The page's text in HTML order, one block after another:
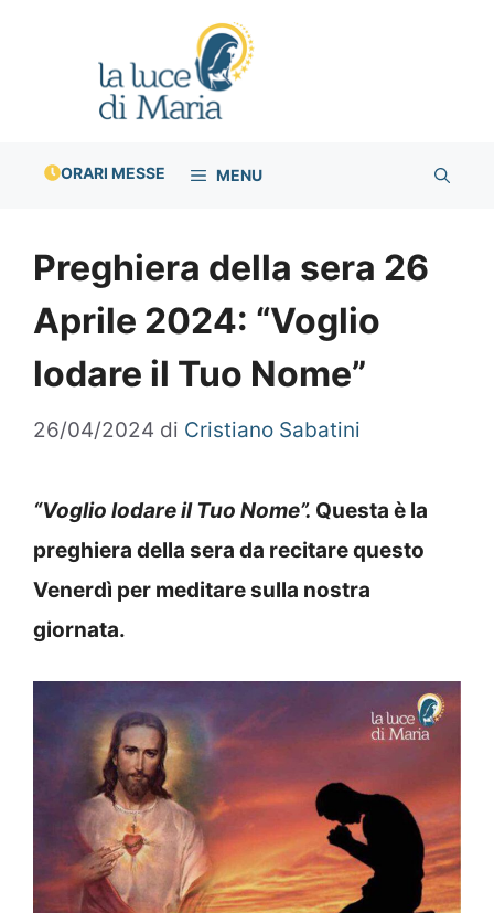
ORARI MESSE MENU
Preghiera della sera 26
Aprile 2024: “Voglio
lodare il Tuo Nome”
26/04/2024 di Cristiano Sabatini
“Voglio lodare il Tuo Nome”. Questa è la
preghiera della sera da recitare questo
Venerdì per meditare sulla nostra
giornata.